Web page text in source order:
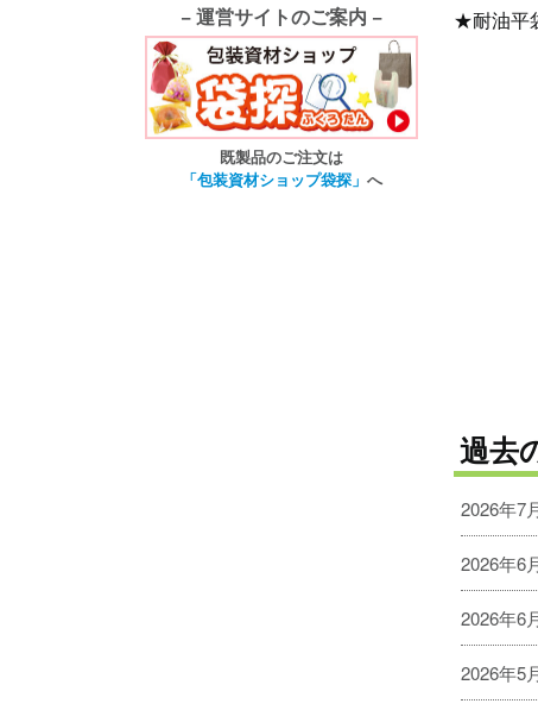
− 運営サイトのご案内 −
既製品のご注文は
「包装資材ショップ袋探」 へ
★耐油平
過去
2026年7
2026年6
2026年6
2026年5